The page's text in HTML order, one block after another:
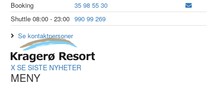
Booking
35 98 55 30
Shuttle 08:00 - 23:00 990 99 269
Se kontaktpersoner
X SE SISTE NYHETER
MENY